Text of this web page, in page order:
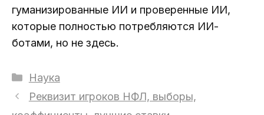
гуманизированные ИИ и проверенные ИИ,
которые полностью потребляются ИИ-
ботами, но не здесь.
Рубрики
Наука
Реквизит игроков НФЛ, выборы,